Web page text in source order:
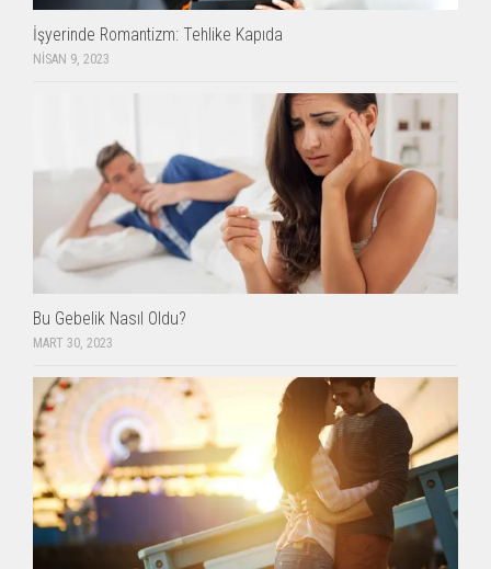
İşyerinde Romantizm: Tehlike Kapıda
NISAN 9, 2023
Bu Gebelik Nasıl Oldu?
MART 30, 2023